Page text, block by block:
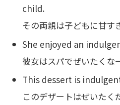
child.
その両親は子どもに甘す
She enjoyed an
彼女はスパでぜいたくな
This dessert is
このデザートはぜいたく